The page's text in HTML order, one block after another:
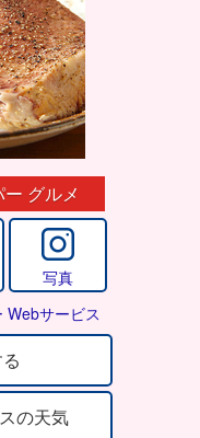
ー グルメ
写真
Webサービス
の天気